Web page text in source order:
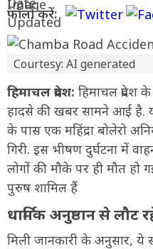
फॉलो करें:
Courtesy: AI generated
हिमाचल प्रदेश: हिमाचल प्रदेश
हादसे की खबर सामने आई है.
के पास एक महिंद्रा बोलेरो
गिरी. इस भीषण दुर्घटना में
लोगों की मौके पर ही मौत हो
पुरुष शामिल हैं
धार्मिक अनुष्ठान से लौट
मिली जानकारी के अनुसार, ये